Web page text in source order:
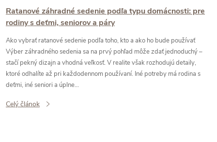
Ratanové záhradné sedenie podľa typu domácnosti: pre
rodiny s deťmi, seniorov a páry
Ako vybrať ratanové sedenie podľa toho, kto a ako ho bude používať
Výber záhradného sedenia sa na prvý pohľad môže zdať jednoduchý –
stačí pekný dizajn a vhodná veľkosť. V realite však rozhodujú detaily,
ktoré odhalíte až pri každodennom používaní. Iné potreby má rodina s
deťmi, iné seniori a úplne...
Celý článok